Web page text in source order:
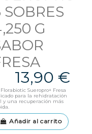
SOBRES
G
13,90 €
Florabiotic Sueropro+ Fresa
para la rehidratación
y una recuperación más
Añadir al carrito